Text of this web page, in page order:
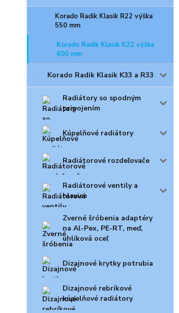
Korado Radik Klasik R22 výška
550 mm
Korado Radik Klasik K22 výška
600 mm
Korado Radik Klasik K33 a R33
Radiátory so spodným
pripojením
Kúpelňové radiátory
Radiátorové rozdeľovače
Radiátorové ventily a
hlavice
Zverné šróbenia adaptéry
na Al-Pex, PE-RT, meď,
uhlíková oceľ
Dizajnové krytky potrubia
Dizajnové rebríkové
kúpelňové radiátory